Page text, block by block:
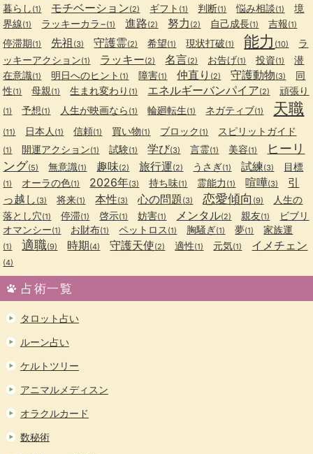
暮らし (1) モチベーション(2) ギフト (1) 判断(1) 悩み相談(1)
境
界線(1) ラッキーカラ−(1) 進路(2) 努力 (2) 自己成長(1) 吉報(1)
停滞期(1) 先祖 (3) 守護霊(2) 希望(1) 現状打破(1) 能力 (10)
ラ
ッキーアクション(1) ラッキー(2) 名言(2) お告げ(1) 投資(1)
潜
在意識(1) 明日へのヒント (1) 障害(1) 仲直り (2) 守護動物(3)
同
性(1) 母親(1) 生まれ変わり (1) エネルギーバンパイア(2) 頑張り
(1) 予想(1) 人生が映画なら (1) 輪廻転生(1) ネガティブ(1) 天職
(11) 日本人 (1) 信頼(1) 買い物(1) ブロック (1) スピリットガイド
(1) 開運アクション(1) 試験(1) 学び(3) 言霊(1) 美容(1)
ヒーリ
ング(5) 無意識(1) 趣味(2) 旅行運(2) うさぎ(1) 試練(3) 目標
(1) オーラの色(1) 2026年(3) 持ち味(1) 霊能力 (1) 喧嘩(3)
引
っ越し (3) 将来(1) 本性(3) 心の問題(3) 恋愛傾向 (9)
人生の
落とし穴(1) 停滞(1) 啓示(1) 妨害(1) メンタル(2) 親友(1)
ビブリ
オマンシー(1) お財布(1) ペットロス (1) 胸騒ぎ(1) 夢(1) 家族運
(1) 適職(9) 時期(4) 守護天使(2) 適性(1) 元気(1) イメチェン
(4)
占術一覧
タロット占い
ルーン占い
ケルトツリー
アニマルメディスン
オラクルカード
数秘術